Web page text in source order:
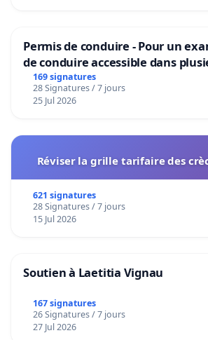
Permis de conduire - Pour un
de conduire accessible dans
Bruxelles
169 signatures
28 Signatures / 7 jours
25 Jul 2026
Réviser la grille tarifaire des
621 signatures
28 Signatures / 7 jours
15 Jul 2026
Soutien à Laetitia Vignau
167 signatures
26 Signatures / 7 jours
27 Jul 2026